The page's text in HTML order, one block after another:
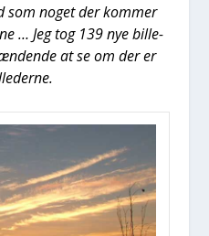
som noget der kom­mer
… Jeg tog 139 nye bil­le­
at se om der er